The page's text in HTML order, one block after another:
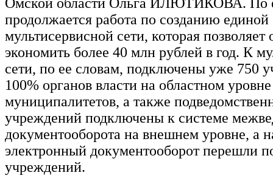
продолжается работа по созданию единой
мультисервисной сети, которая
экономить более 40 млн рублей в год. К
сети, по ее словам, подключены уже 750
100% органов власти на областном
муниципалитетов, а также
учреждений подключены к системе
документооборота на внешнем уровне, а
электронный документооборот перешли
учреждений.